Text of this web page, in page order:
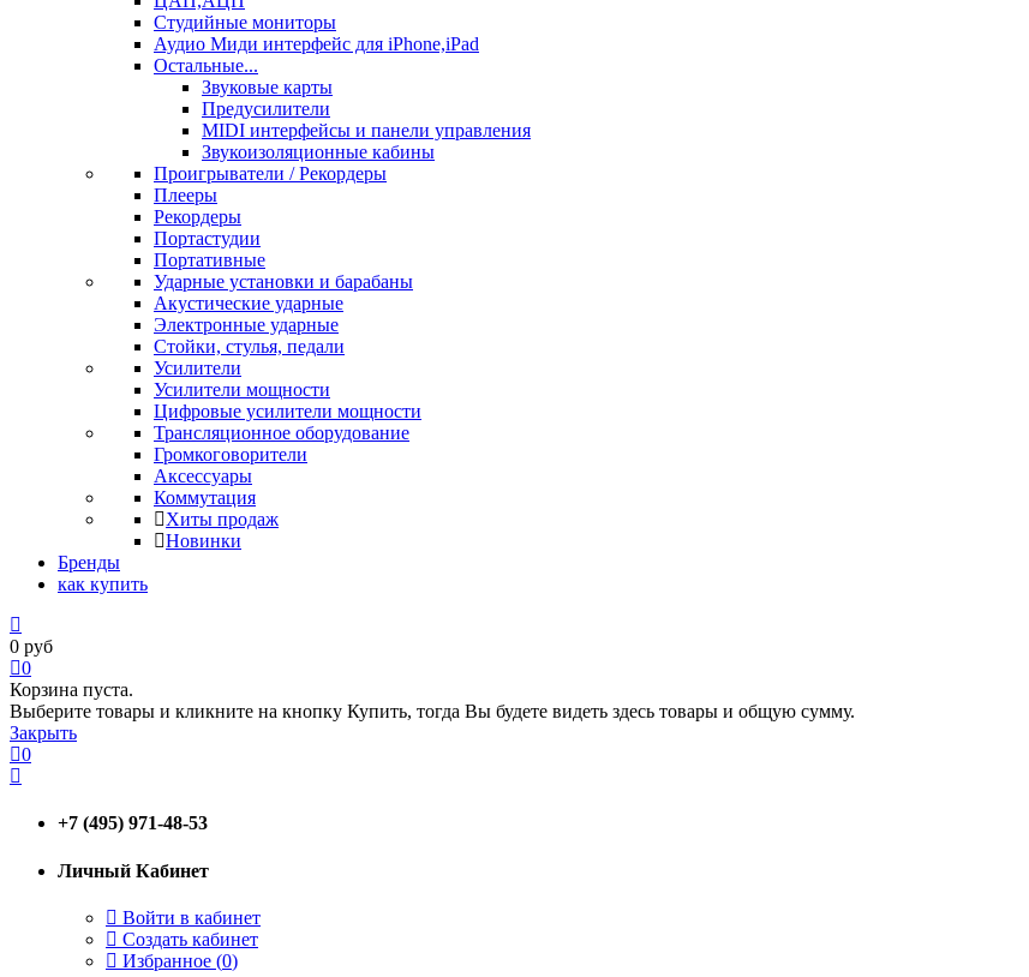
Студийные мониторы
Аудио Миди интерфейс для iPhone,iPad
Остальные...
Звуковые карты
Предусилители
MIDI интерфейсы и панели управления
Звукоизоляционные кабины
Проигрыватели / Рекордеры
Плееры
Рекордеры
Портастудии
Портативные
Ударные установки и барабаны
Акустические ударные
Электронные ударные
Стойки, стулья, педали
Усилители
Усилители мощности
Цифровые усилители мощности
Трансляционное оборудование
Громкоговорители
Аксессуары
Коммутация
Хиты продаж
Новинки
Бренды
как купить
0 руб
0
Корзина пуста.
Выберите товары и кликните на кнопку Купить, тогда Вы будете видеть здесь товары и общую сумму.
Закрыть
0
+7 (495) 971-48-53
Личный Кабинет
Войти в кабинет
Создать кабинет
Избранное (0)